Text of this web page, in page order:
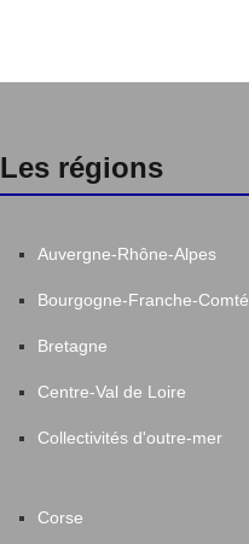
Les régions
Auvergne-Rhône-Alpes
Bourgogne-Franche-Comté
Bretagne
Centre-Val de Loire
Collectivités d'outre-mer
Corse